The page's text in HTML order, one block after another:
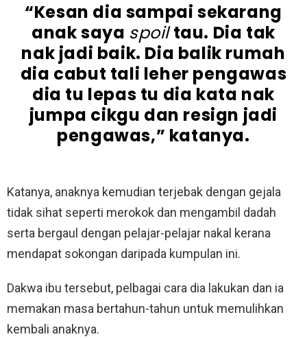
“Kesan dia sampai sekarang
anak saya spoiltau. Dia tak
nak jadi baik. Dia balik rumah
dia cabut tali leher pengawas
dia tu lepas tu dia kata nak
jumpa cikgu dan resign jadi
pengawas,” katanya.
Katanya, anaknya kemudian terjebak dengan gejala
tidak sihat seperti merokok dan mengambil dadah
serta bergaul dengan pelajar-pelajar nakal kerana
mendapat sokongan daripada kumpulan ini.
Dakwa ibu tersebut, pelbagai cara dia lakukan dan ia
memakan masa bertahun-tahun untuk memulihkan
kembali anaknya.